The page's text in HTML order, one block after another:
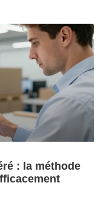
: la méthode